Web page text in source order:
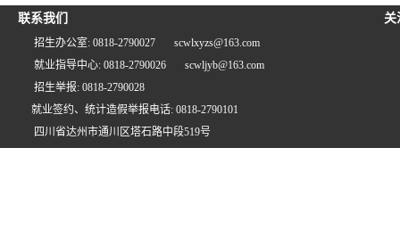
联系我们
招生办公室: 0818-2790027
scwlxyzs@163.com
就业指导中心: 0818-2790026
scwljyb@163.com
招生举报: 0818-2790028
就业签约、统计造假举报电话: 0818-2790101
四川省达州市通川区塔石路中段519号
关